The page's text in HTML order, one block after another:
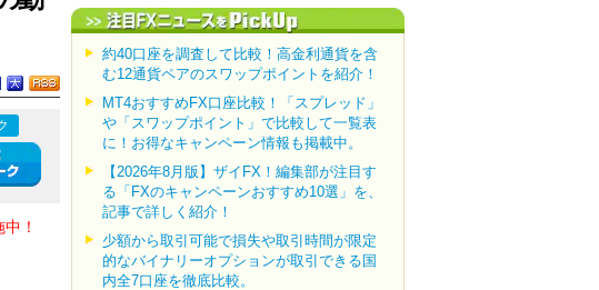
！
約40口座を調査して比較！高金利通貨を含
む12通貨ペアのスワップポイントを紹介！
MT4おすすめFX口座比較！「スプレッド」
や「スワップポイント」で比較して一覧表
に！お得なキャンペーン情報も掲載中。
【2026年8月版】ザイFX！編集部が注目す
る「FXのキャンペーンおすすめ10選」を、
記事で詳しく紹介！
少額から取引可能で損失や取引時間が限定
的なバイナリーオプションが取引できる国
内全7口座を徹底比較。